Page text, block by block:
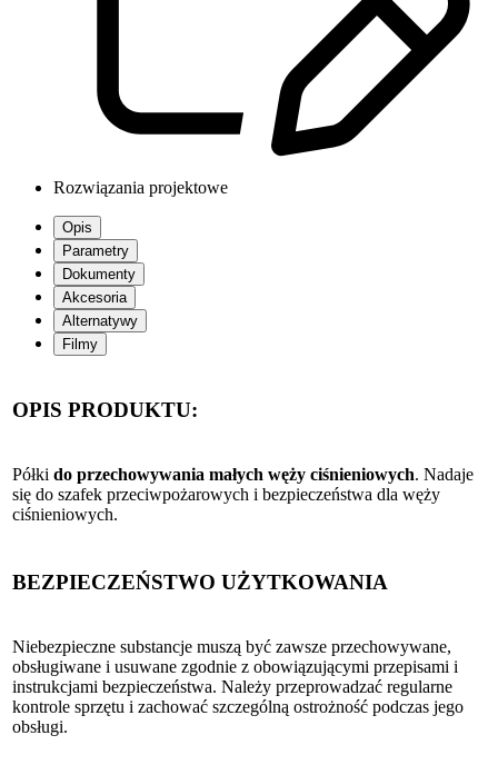
Rozwiązania projektowe
Opis
Parametry
Dokumenty
Akcesoria
Alternatywy
Filmy
OPIS PRODUKTU:
Półki do przechowywania małych węży ciśnieniowych. Nadaje
się do szafek przeciwpożarowych i bezpieczeństwa dla węży
ciśnieniowych.
BEZPIECZEŃSTWO UŻYTKOWANIA
Niebezpieczne substancje muszą być zawsze przechowywane,
obsługiwane i usuwane zgodnie z obowiązującymi przepisami i
instrukcjami bezpieczeństwa. Należy przeprowadzać regularne
kontrole sprzętu i zachować szczególną ostrożność podczas jego
obsługi.